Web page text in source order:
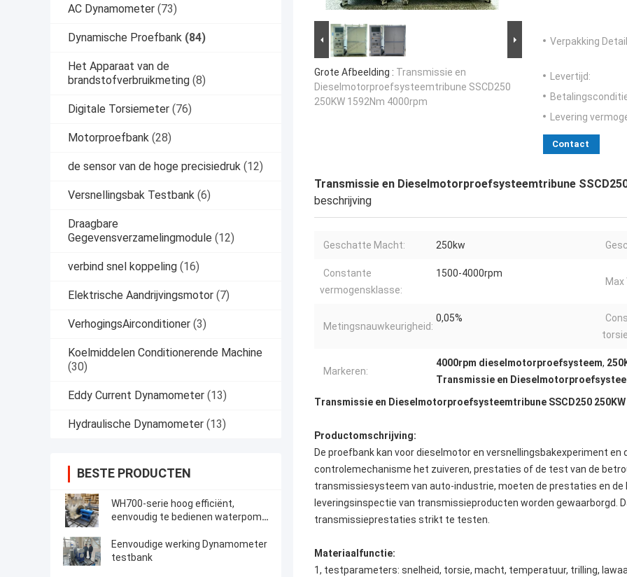
AC Dynamometer (73)
Dynamische Proefbank (84)
Het Apparaat van de
brandstofverbruikmeting (8)
Digitale Torsiemeter (76)
Motorproefbank (28)
de sensor van de hoge precisiedruk (12)
Versnellingsbak Testbank (6)
Draagbare
Gegevensverzamelingmodule (12)
verbind snel koppeling (16)
Elektrische Aandrijvingsmotor (7)
VerhogingsAirconditioner (3)
Koelmiddelen Conditionerende Machine
(30)
Eddy Current Dynamometer (13)
Hydraulische Dynamometer (13)
BESTE PRODUCTEN
WH700-serie hoog efficiënt,
eenvoudig te bedienen waterpomp
Eenvoudige werking Dynamometer
testbank
Grote Afbeelding : Transmissie en
Dieselmotorproefsysteemtribune SSCD250
250KW 1592Nm 4000rpm
Verpakking
Levertijd:
Levering
Contact
Transmissie en Dieselmotorproefsysteemtribune
beschrijving
Geschatte Macht: 250kw
Constante
vermogensklasse:
1500-4000rpm
Max
Metingsnauwkeurigheid:
0,05%
Markeren:
4000rpm dieselmotorproefsysteem,
Transmissie en
Transmissie en Dieselmotorproefsysteemtribune SSCD250 250KW
Productomschrijving:
De proefbank kan voor dieselmotor en versnellingsbakexperiment
controlemechanisme het zuiveren, prestaties of de test van de
transmissiesysteem van auto-industrie, moeten de prestaties en
leveringsinspectie van transmissieproducten worden gewaarborgd.
transmissieprestaties strikt te testen.
Materiaalfunctie:
1, testparameters: snelheid, torsie, macht, temperatuur, trilling,